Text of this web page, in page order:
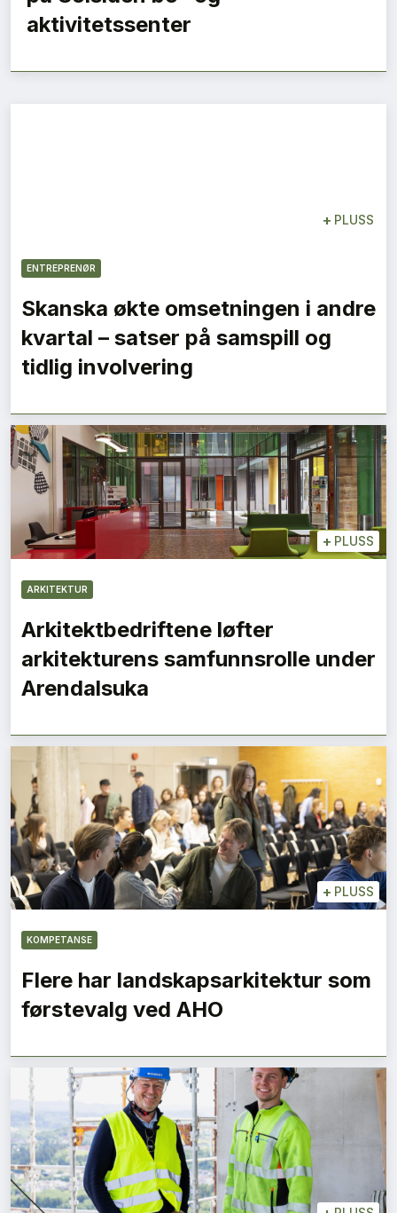
aktivitetssenter
+ PLUSS
ENTREPRENØR
Skanska økte omsetningen i andre
kvartal – satser på samspill og
tidlig involvering
+ PLUSS
ARKITEKTUR
Arkitektbedriftene løfter
arkitekturens samfunnsrolle under
Arendalsuka
+ PLUSS
KOMPETANSE
Flere har landskapsarkitektur som
førstevalg ved AHO